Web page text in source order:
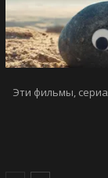
Эти фильмы,